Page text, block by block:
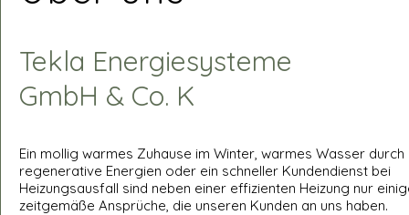
Tekla Energiesysteme
GmbH & Co. K
Ein mollig warmes Zuhause im Winter, warmes Wasser durch
regenerative Energien oder ein schneller Kundendienst bei
Heizungsausfall sind neben einer effizienten Heizung nur
zeitgemäße Ansprüche, die unseren Kunden an uns haben.